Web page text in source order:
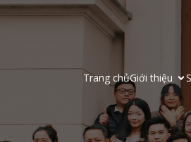
Trang chủGiới thiệu